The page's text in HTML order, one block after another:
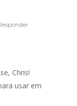
Chris!
usar em